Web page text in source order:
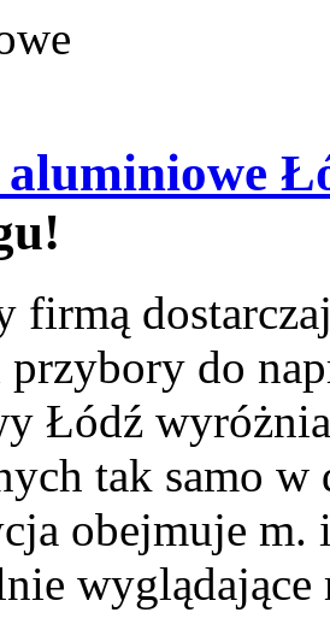
firmą
do
Łódź
tak samo w
obejmuje m.
wyglądające